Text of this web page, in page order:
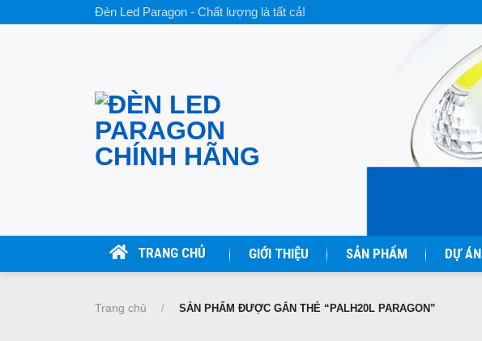
Đèn Led Paragon - Chất lượng là tất cả!
TRANG CHỦ GIỚI THIỆU SẢN PHẨM DỰ ÁN
Trang chủ / SẢN PHẨM ĐƯỢC GẮN THẺ “PALH20L PARAGON”